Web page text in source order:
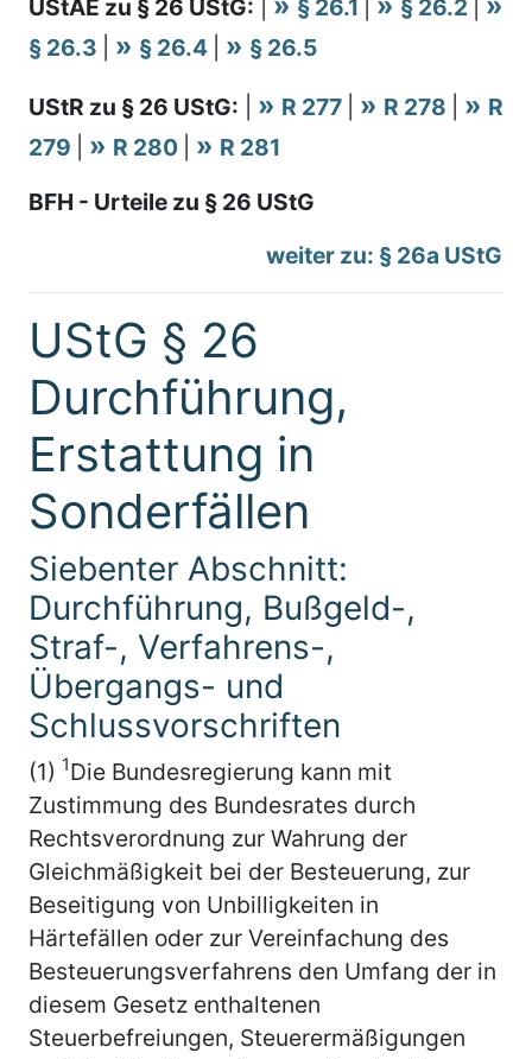
UStAE zu § 26 UStG: § 26.1 § 26.2
§ 26.3
§ 26.4 § 26.5
UStR zu § 26 UStG: R 277 R 278
R
279
R 280
R 281
BFH - Urteile zu § 26 UStG
weiter zu: § 26a UStG
UStG § 26
Durchführung,
Erstattung in
Sonderfällen
Siebenter Abschnitt:
Durchführung, Bußgeld-,
Straf-, Verfahrens-,
Übergangs- und
Schlussvorschriften
(1) 1Die Bundesregierung kann mit
Zustimmung des Bundesrates durch
Rechtsverordnung zur Wahrung der
Gleichmäßigkeit bei der Besteuerung, zur
Beseitigung von Unbilligkeiten in
Härtefällen oder zur Vereinfachung des
Besteuerungsverfahrens den Umfang der in
diesem Gesetz enthaltenen
Steuerbefreiungen, Steuerermäßigungen